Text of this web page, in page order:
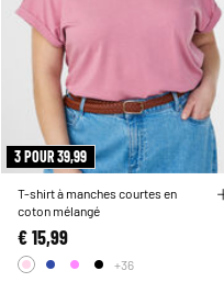
3 POUR 39,99
T-shirt à manches courtes en
coton mélangé
€ 15,99
+36